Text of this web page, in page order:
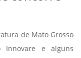
de Mato Grosso
Innovare e alguns